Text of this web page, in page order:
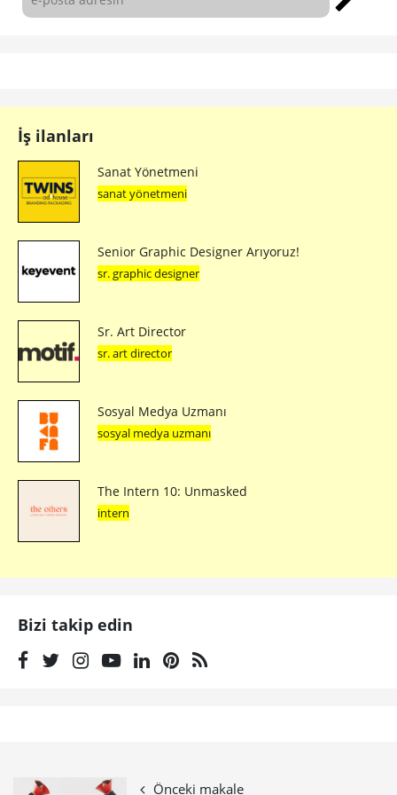
İş ilanları
Sanat Yönetmeni
sanat yönetmeni
Senior Graphic Designer Arıyoruz!
sr. graphic designer
Sr. Art Director
sr. art director
Sosyal Medya Uzmanı
sosyal medya uzmanı
The Intern 10: Unmasked
intern
Bizi takip edin
Önceki makale